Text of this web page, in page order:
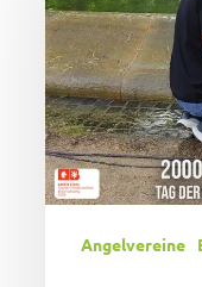
Amalia-
Brunnen
und
andere
Attraktionen:
Rund
2000
besuchten
Angelvereine